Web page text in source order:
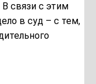
связи с этим
в суд – с тем,